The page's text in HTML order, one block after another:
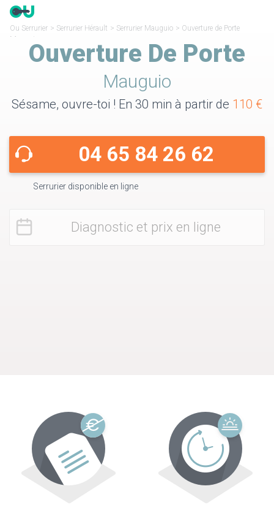
Ou Serrurier > Serrurier Hérault > Serrurier Mauguio > Ouverture de Porte
Mauguio
Ouverture De Porte
Mauguio
Sésame, ouvre-toi ! En 30 min à partir de 110 €
04 65 84 26 62
Serrurier disponible en ligne
Diagnostic et prix en ligne